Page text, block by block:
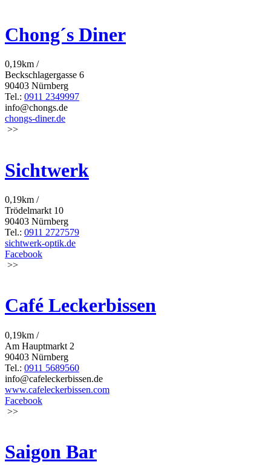
Chong´s Diner
0,19km /
Beckschlagergasse 6
90403 Nürnberg
Tel.: 0911 2349997
info@chongs.de
chongs-diner.de
>>
Sichtwerk
0,19km /
Trödelmarkt 10
90403 Nürnberg
Tel.: 0911 2727579
sichtwerk-optik.de
Facebook
>>
Café Leckerbissen
0,19km /
Am Hauptmarkt 2
90403 Nürnberg
Tel.: 0911 5689560
info@cafeleckerbissen.de
www.cafeleckerbissen.com
Facebook
>>
Saigon Bar